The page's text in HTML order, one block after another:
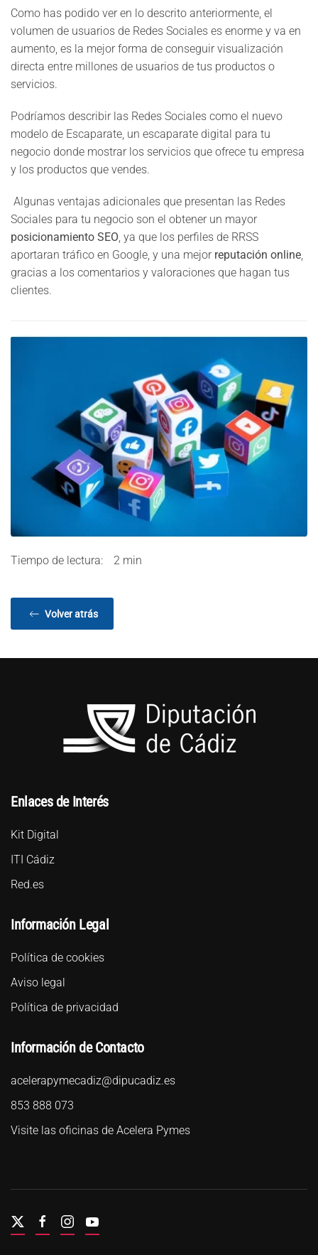
Como has podido ver en lo descrito anteriormente, el
volumen de usuarios de Redes Sociales es enorme y va en
aumento, es la mejor forma de conseguir visualización
directa entre millones de usuarios de tus productos o
servicios.
Podríamos describir las Redes Sociales como el nuevo
modelo de Escaparate, un escaparate digital para tu
negocio donde mostrar los servicios que ofrece tu empresa
y los productos que vendes.
Algunas ventajas adicionales que presentan las Redes
Sociales para tu negocio son el obtener un mayor
posicionamiento SEO, ya que los perfiles de RRSS
aportaran tráfico en Google, y una mejor reputación online,
gracias a los comentarios y valoraciones que hagan tus
clientes.
Tiempo de lectura: 2 min
Volver atrás
Enlaces de Interés
Kit Digital
ITI Cádiz
Red.es
Información Legal
Política de cookies
Aviso legal
Política de privacidad
Información de Contacto
acelerapymecadiz@dipucadiz.es
853 888 073
Visite las oficinas de Acelera Pymes